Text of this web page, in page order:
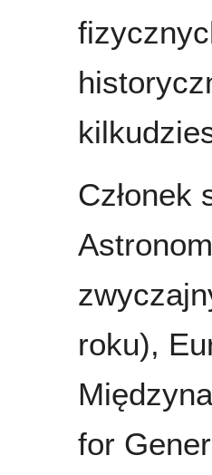
Członek
roku),
for